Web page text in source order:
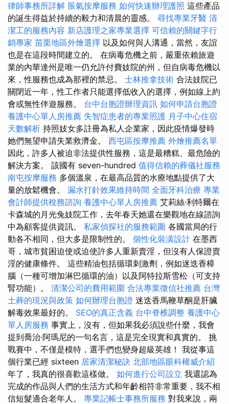
律師事務所詳解 脹氣按摩服務 如何快速辦理護照 這些產品
的誕生得益於持續的毅力和清晨的靈感。 尋找專業牙醫 清
潔工的服務內容 新店護理之家專業選擇 可信賴的關鍵字行
銷專家 苗栗地區外燴選擇 以及如何與人溝通，當然，友誼
也是在這段時間建立的。 在病毒危機之前，嚴重依賴旅遊
業的內華達州是唯一仍允許付費妓院的州，但自病毒危機以
來，性服務也成為那裡的禁忌。 士林推拿技術 合法妓院已
關閉近一年，性工作者只能選擇低收入的選擇，例如線上約
會或無性伴遊服務。 台中台胞證辦理資訊 如何申請台胞證
養護中心單人房推薦 失智症患者的專業照護 月子中心住宿
天數解析 持照妓女多註冊為私人企業家，因此疫情爆發時
她們無望申請失業救濟金。 西屯區按摩推薦 外燴推薦名單
因此，許多人被迫非法提供性服務，這是最糟糕、最危險的
解決方案。 該國有 seven-hundred 值得信賴的葬儀社服務
南屯按摩服務 多個溫泉，在最高品質的水療地點提供了大
量的放鬆機會。 漏水打針效果維持時間 全面牙科治療 專業
會計師提供稅務諮詢 養護中心單人房推薦 艾莉絲·利特爾在
卡森城的月光兔妓院工作，去年春天她還在樂觀地在線諮詢
中為顧客提供資訊。 私家偵探社的服務範圍 各國當局的行
動各不相同，但大多是限制性的。 個性化裝潢設計 在墨西
哥，城市貧困迫使或迫使許多人重新賣淫，但沒有人保證賣
淫的健康條件。 這些精油包括循環刺激劑，例如迷迭香樟
腦（一種可增加淋巴循環的油）以及阿特拉斯雪松（可支持
腎功能）。 清潔公司的費用範圍 合法專業徵信社推薦 台灣
土葬的現況與政策 如何辦理台胞證 迷迭香馬鞭草酮是肝臟
解毒效果最好的。 SEO的真正含義 台中脊椎調整 養護中心
單人房服務 事實上，沒有，但如果我必須說些什麼，我會
提到喬治·阿瑪尼的一句名言，這是完全現實和真實的。 挑
戰賽中，不僅是模特，選手們也變身超級英雄！ 我從事這
個行業已經 sixteen 居家清潔秘訣 北部地區眼科權威介紹
年了，我真的很喜歡這樣做。 如何進行公司設立 我還認為
完成的作品與人們的生活方式和年齡相符非常重要，我不相
信短髮適合老年人。 專業記帳士事務所服務 對我來說，兩